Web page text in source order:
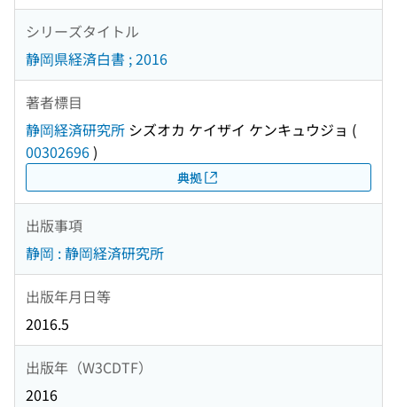
シリーズタイトル
静岡県経済白書 ; 2016
著者標目
静岡経済研究所 シズオカ ケイザイ ケンキュウジョ (
00302696)
典拠
出版事項
静岡 : 静岡経済研究所
出版年月日等
2016.5
出版年（W3CDTF）
2016